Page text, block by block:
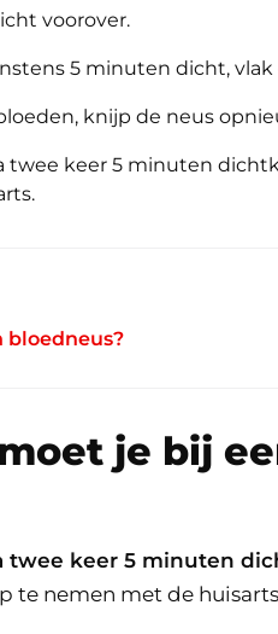
voorover.
5 minuten dicht,
knijp de neus
twee keer 5 minuten
bloedneus?
je bij
twee keer 5 minuten
te nemen met de